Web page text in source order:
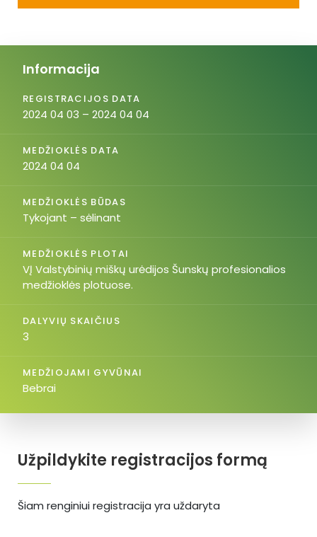
Užpildykite registracijos formą
Šiam renginiui registracija yra uždaryta
Informacija
REGISTRACIJOS DATA
2024 04 03 – 2024 04 04
MEDŽIOKLĖS DATA
2024 04 04
MEDŽIOKLĖS BŪDAS
Tykojant – sėlinant
MEDŽIOKLĖS PLOTAI
VĮ Valstybinių miškų urėdijos Šunskų profesionalios
medžioklės plotuose.
DALYVIŲ SKAIČIUS
3
MEDŽIOJAMI GYVŪNAI
Bebrai